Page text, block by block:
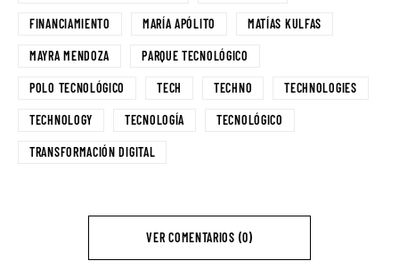
FINANCIAMIENTO MARÍA APÓLITO MATÍAS KULFAS
MAYRA MENDOZA PARQUE TECNOLÓGICO
POLO TECNOLÓGICO TECH TECHNO TECHNOLOGIES
TECHNOLOGY TECNOLOGÍA TECNOLÓGICO
TRANSFORMACIÓN DIGITAL
VER COMENTARIOS (0)